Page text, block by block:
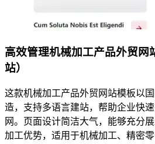
高效管理机械加工产品外贸网
站）
这款机械加工产品外贸网站模板以
造，支持多语言建站，帮助企业快
网。页面设计简洁大气，能够充分
加工优势，适用于机械加工、精密